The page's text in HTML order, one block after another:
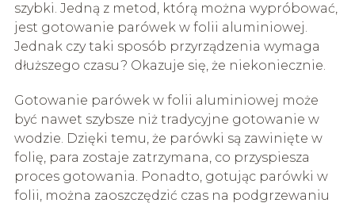
szybki. Jedną z metod, którą można wypróbować,
jest gotowanie parówek w folii aluminiowej.
Jednak czy taki sposób przyrządzenia wymaga
dłuższego czasu? Okazuje się, że niekoniecznie.
Gotowanie parówek w folii aluminiowej może
być nawet szybsze niż tradycyjne gotowanie w
wodzie. Dzięki temu, że parówki są zawinięte w
folię, para zostaje zatrzymana, co przyspiesza
proces gotowania. Ponadto, gotując parówki w
folii, można zaoszczędzić czas na podgrzewaniu